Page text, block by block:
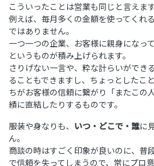
こういったことは営業も同じと言えます
例えば、毎月多くの金額を使ってくれ
ではありません。
一つ一つの企業、お客様に親身になっ
というものが積み上げられます。
さりげない一言や、粋な計らいができ
ることもできますし、ちょっとしたこ
ちがお客様の信頼に繋がり「またこの
績に直結したりするものです。
服装や身なりも、 いつ・どこで・誰に
ん。
商談の時はすごく印象が良いのに、普
で信頼を失ってしまうので、常にプロ